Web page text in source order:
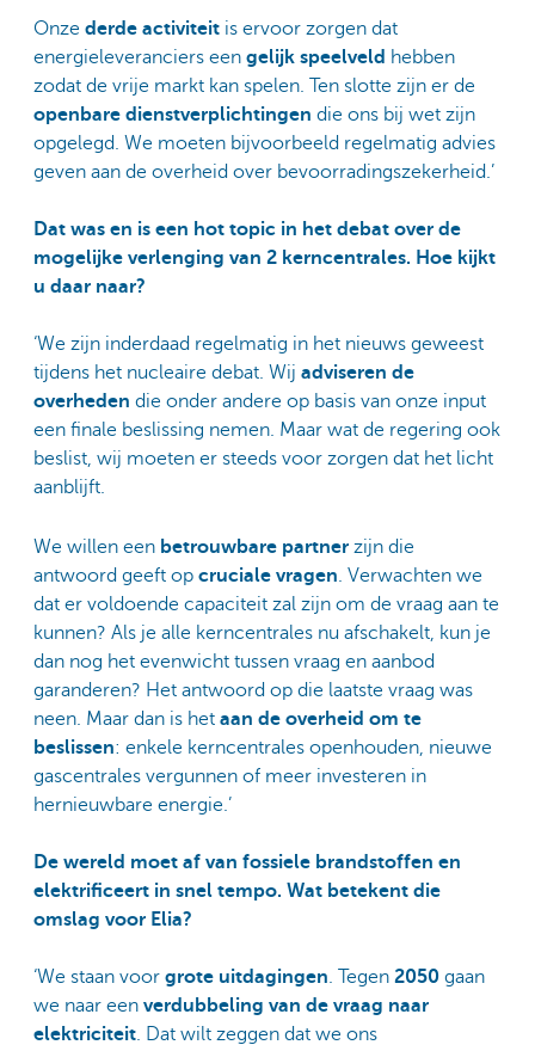
Onze derde activiteit is ervoor zorgen dat
energieleveranciers een gelijk speelveld hebben
zodat de vrije markt kan spelen. Ten slotte zijn er de
openbare dienstverplichtingen die ons bij wet zijn
opgelegd. We moeten bijvoorbeeld regelmatig advies
geven aan de overheid over bevoorradingszekerheid.’
Dat was en is een hot topic in het debat over de
mogelijke verlenging van 2 kerncentrales. Hoe kijkt
u daar naar?
‘We zijn inderdaad regelmatig in het nieuws geweest
tijdens het nucleaire debat. Wij adviseren de
overheden die onder andere op basis van onze input
een finale beslissing nemen. Maar wat de regering ook
beslist, wij moeten er steeds voor zorgen dat het licht
aanblijft.
We willen een betrouwbare partner zijn die
antwoord geeft op cruciale vragen. Verwachten we
dat er voldoende capaciteit zal zijn om de vraag aan te
kunnen? Als je alle kerncentrales nu afschakelt, kun je
dan nog het evenwicht tussen vraag en aanbod
garanderen? Het antwoord op die laatste vraag was
neen. Maar dan is het aan de overheid om te
beslissen: enkele kerncentrales openhouden, nieuwe
gascentrales vergunnen of meer investeren in
hernieuwbare energie.’
De wereld moet af van fossiele brandstoffen en
elektrificeert in snel tempo. Wat betekent die
omslag voor Elia?
‘We staan voor grote uitdagingen. Tegen 2050 gaan
we naar een verdubbeling van de vraag naar
elektriciteit. Dat wilt zeggen dat we ons